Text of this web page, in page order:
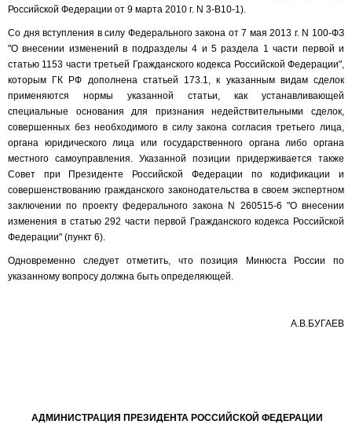
Российской Федерации от 9 марта 2010 г. N 3-В10-1).
Со дня вступления в силу Федерального закона от 7 мая 2013 г. N 100-ФЗ
"О внесении изменений в подразделы 4 и 5 раздела 1 части первой и
статью 1153 части третьей Гражданского кодекса Российской Федерации",
которым ГК РФ дополнена статьей 173.1, к указанным видам сделок
применяются нормы указанной статьи, как устанавливающей
специальные основания для признания недействительными сделок,
совершенных без необходимого в силу закона согласия третьего лица,
органа юридического лица или государственного органа либо органа
местного самоуправления. Указанной позиции придерживается также
Совет при Президенте Российской Федерации по кодификации и
совершенствованию гражданского законодательства в своем экспертном
заключении по проекту федерального закона N 260515-6 "О внесении
изменения в статью 292 части первой Гражданского кодекса Российской
Федерации" (пункт 6).
Одновременно следует отметить, что позиция Минюста России по
указанному вопросу должна быть определяющей.
А.В.БУГАЕВ
АДМИНИСТРАЦИЯ ПРЕЗИДЕНТА РОССИЙСКОЙ ФЕДЕРАЦИИ